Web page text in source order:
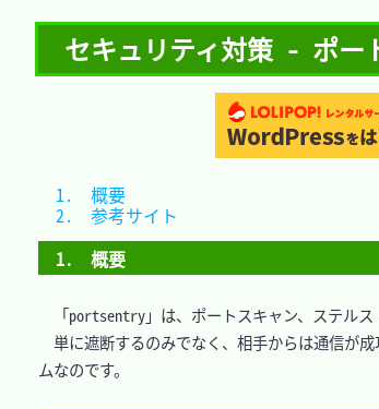
セキュリティ対策 - ポ
1.　概要
「portsentry」は、ポートスキャン、ステルス
単に遮断するのみでなく、相手からは通信が
ムなのです。